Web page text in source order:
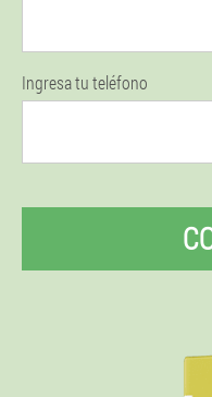
Ingresa tu teléfono